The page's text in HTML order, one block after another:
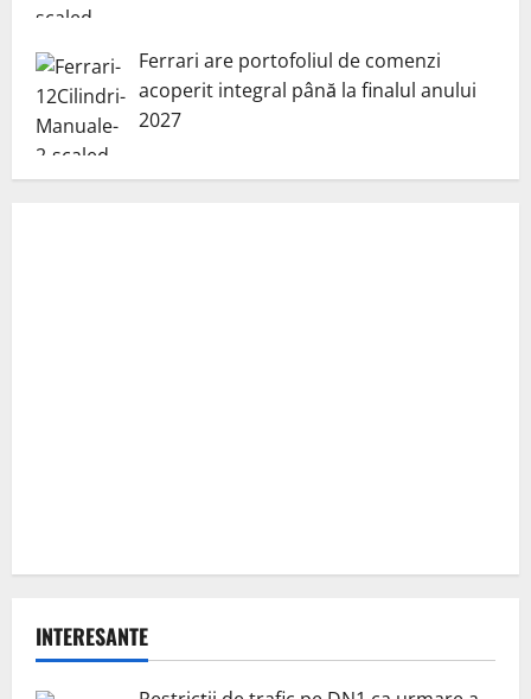
Ferrari are portofoliul de comenzi
acoperit integral până la finalul anului
2027
INTERESANTE